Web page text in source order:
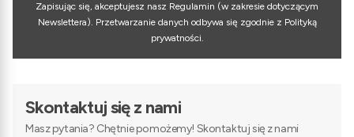
Zapisując się, akceptujesz nasz Regulamin (w zakresie dotyczącym
Newslettera). Przetwarzanie danych odbywa się zgodnie z Polityką
prywatności.
Skontaktuj się z nami
Masz pytania? Chętnie pomożemy! Skontaktuj się z nami